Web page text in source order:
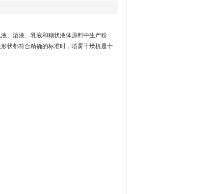
、溶液、乳液和糊状液体原料中生产粉
状都符合精确的标准时，喷雾干燥机是十